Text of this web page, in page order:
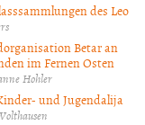
des Leo
Betar an
im Fernen Osten
Hohler
und Jugendalija